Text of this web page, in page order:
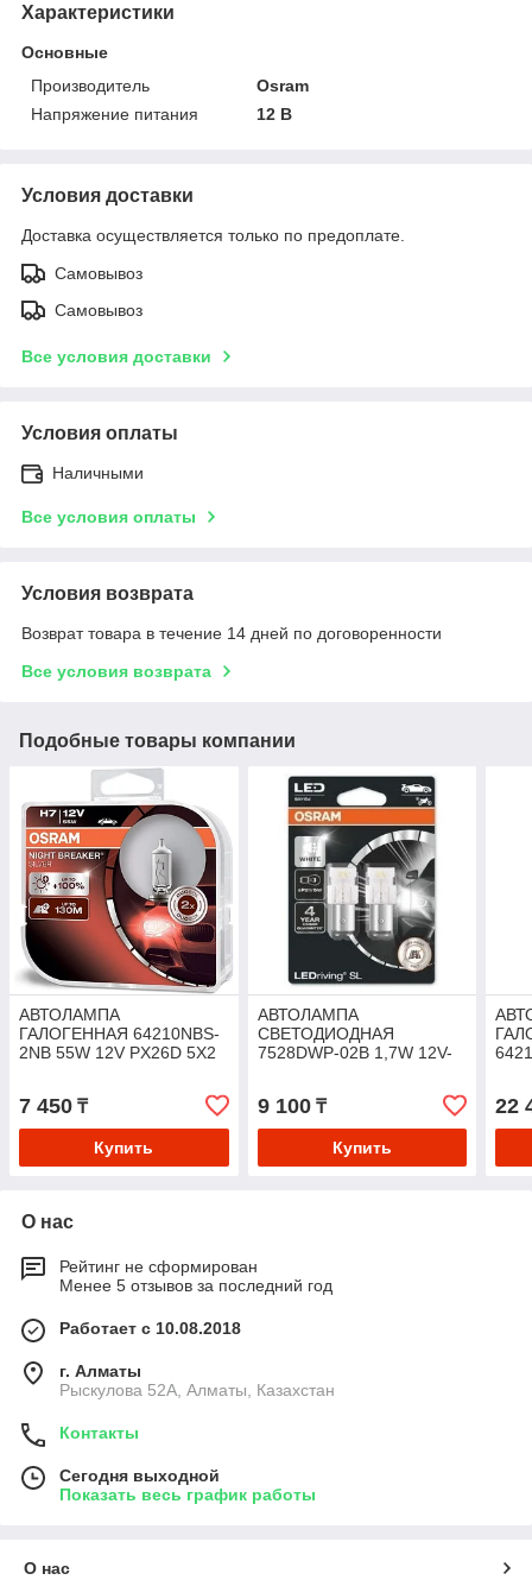
Характеристики
Основные
Производитель
Osram
Напряжение питания
12 В
Условия доставки
Доставка осуществляется только по предоплате.
Самовывоз
Самовывоз
Все условия доставки
Условия оплаты
Наличными
Все условия оплаты
Условия возврата
Возврат товара в течение 14 дней по договоренности
Все условия возврата
Подобные товары компании
АВТОЛАМПА
ГАЛОГЕННАЯ 64210NBS-
2NB 55W 12V PX26D 5X2
7 450 ₸
Купить
АВТОЛАМПА
СВЕТОДИОДНАЯ
7528DWP-02B 1,7W 12V-
9 100₸
Купить
22
О нас
Рейтинг не сформирован
Менее 5 отзывов за последний год
Работает с 10.08.2018
г. Алматы
Рыскулова 52А, Алматы, Казахстан
Контакты
Сегодня выходной
Показать весь график работы
О нас